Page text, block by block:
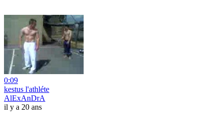
0:09
kestus l'athléte
AlExAnDrA
il y a 20 ans